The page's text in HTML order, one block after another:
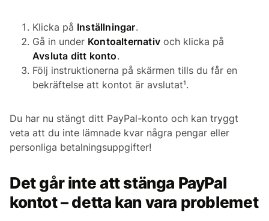
Klicka på Inställningar.
Gå in under Kontoalternativ och klicka på
Avsluta ditt konto.
Följ instruktionerna på skärmen tills du får en
bekräftelse att kontot är avslutat¹.
Du har nu stängt ditt PayPal-konto och kan tryggt
veta att du inte lämnade kvar några pengar eller
personliga betalningsuppgifter!
Det går inte att stänga PayPal
kontot – detta kan vara problemet